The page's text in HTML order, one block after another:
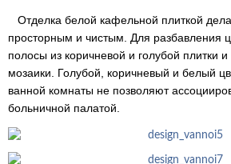
Отделка белой кафельной плиткой
просторным и чистым. Для разбавления
полосы из коричневой и голубой плитки
мозаики. Голубой, коричневый и белый
ванной комнаты не позволяют
больничной палатой.